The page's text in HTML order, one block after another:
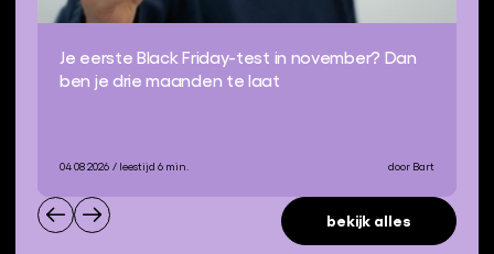
Je eerste Black Friday-test in november? Dan
ben je drie maanden te laat
04 08 2026 / leestijd 6 min. door Bart
bekijk alles